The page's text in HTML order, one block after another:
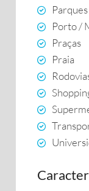
Parques
Porto /
Praças
Praia